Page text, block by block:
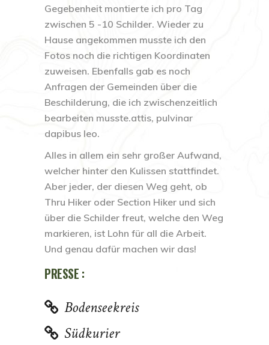
Gegebenheit montierte ich pro Tag
zwischen 5 -10 Schilder. Wieder zu
Hause angekommen musste ich den
Fotos noch die richtigen Koordinaten
zuweisen. Ebenfalls gab es noch
Anfragen der Gemeinden über die
Beschilderung, die ich zwischenzeitlich
bearbeiten musste.attis, pulvinar
dapibus leo.
Alles in allem ein sehr großer Aufwand,
welcher hinter den Kulissen stattfindet.
Aber jeder, der diesen Weg geht, ob
Thru Hiker oder Section Hiker und sich
über die Schilder freut, welche den Weg
markieren, ist Lohn für all die Arbeit.
Und genau dafür machen wir das!
PRESSE :
Bodenseekreis
Südkurier